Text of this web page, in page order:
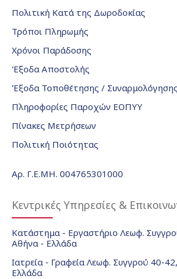
Πολιτική Κατά της Δωροδοκίας
Τρόποι Πληρωμής
Χρόνοι Παράδοσης
Έξοδα Αποστολής
Έξοδα Τοποθέτησης / Συναρμολόγησης
Πληροφορίες Παροχών ΕΟΠΥΥ
Πίνακες Μετρήσεων
Πολιτική Ποιότητας
Αρ. Γ.Ε.ΜΗ. 004765301000
Κεντρικές Υπηρεσίες &
Κατάστημα - Εργαστήριο Λεωφ.
Αθήνα - Ελλάδα
Ιατρεία - Γραφεία Λεωφ. Συγγρού 40-
Ελλάδα